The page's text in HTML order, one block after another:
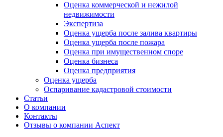
Оценка коммерческой и нежилой
недвижимости
Экспертиза
Оценка ущерба после залива квартиры
Оценка ущерба после пожара
Оценка при имущественном споре
Оценка бизнеса
Оценка предприятия
Оценка ущерба
Оспаривание кадастровой стоимости
Статьи
О компании
Контакты
Отзывы о компании Аспект